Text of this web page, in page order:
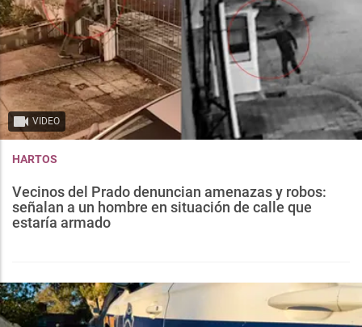
VIDEO
HARTOS
Vecinos del Prado denuncian amenazas y robos:
señalan a un hombre en situación de calle que
estaría armado